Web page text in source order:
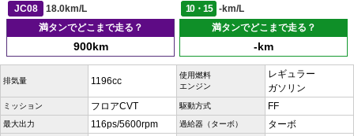
JC08
18.0km/L 10・15
-km/L
満タンでどこまで走る？
900km
満タンでどこまで走る？
-km
排気量 1196cc
使用燃料
エンジン
レギュラー
ガソリン
ミッション フロアCVT 駆動方式 FF
最大出力 116ps/5600rpm 過給器（ターボ） ターボ